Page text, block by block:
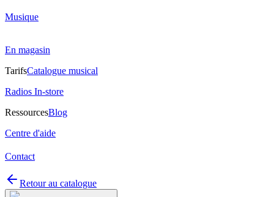
Musique
En magasin
TarifsCatalogue musical
Radios In-store
RessourcesBlog
Centre d'aide
Contact
Retour au catalogue